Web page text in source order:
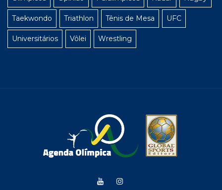
Taekwondo Triathlon Tênis de Mesa UFC
Universitários Vôlei Wrestling